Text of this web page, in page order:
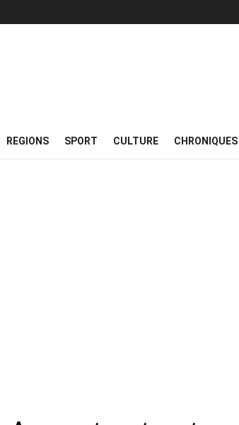
REGIONS SPORT CULTURE CHRONIQUES